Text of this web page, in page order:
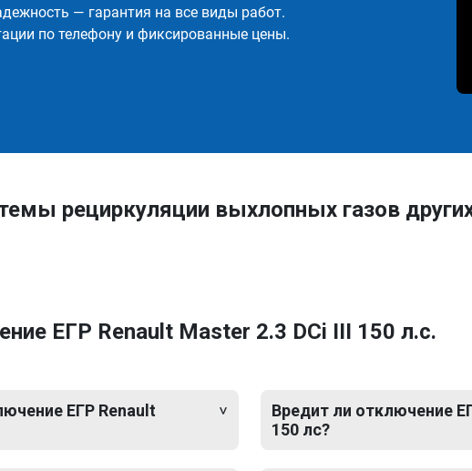
— гарантия на все виды работ.
по телефону и фиксированные цены.
рециркуляции выхлопных газов
ЕГР Renault Master 2.3 DCi III 150 л.с.
ЕГР Renault
Вредит ли отключение
150 лс?